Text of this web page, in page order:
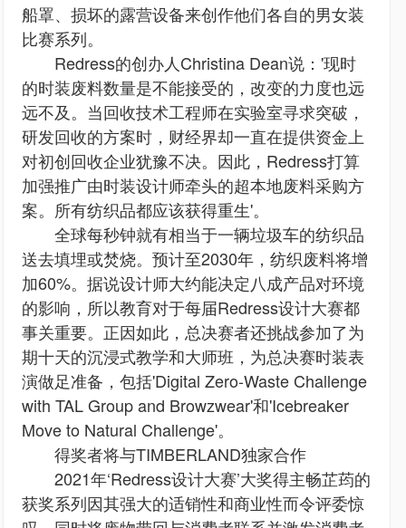
船罩、损坏的露营设备来创作他们各自的男女装
比赛系列。
Redress的创办人Christina Dean说：'现时
的时装废料数量是不能接受的，改变的力度也远
远不及。当回收技术工程师在实验室寻求突破，
研发回收的方案时，财经界却一直在提供资金上
对初创回收企业犹豫不决。因此，Redress打算
加强推广由时装设计师牵头的超本地废料采购方
案。所有纺织品都应该获得重生'。
全球每秒钟就有相当于一辆垃圾车的纺织品
送去填埋或焚烧。预计至2030年，纺织废料将增
加60%。据说设计师大约能决定八成产品对环境
的影响，所以教育对于每届Redress设计大赛都
事关重要。正因如此，总决赛者还挑战参加了为
期十天的沉浸式教学和大师班，为总决赛时装表
演做足准备，包括'Digital Zero-Waste Challenge
with TAL Group and Browzwear'和'Icebreaker
Move to Natural Challenge'。
得奖者将与TIMBERLAND独家合作
2021年‘Redress设计大赛’大奖得主畅芷荺的
获奖系列因其强大的适销性和商业性而令评委惊